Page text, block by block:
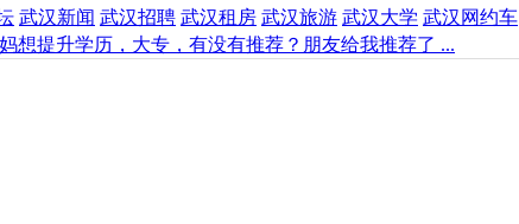
武汉新闻 武汉招聘 武汉租房 武汉旅游 武汉大学 武汉网约车
想提升学历，大专，有没有推荐？朋友给我推荐了 ...